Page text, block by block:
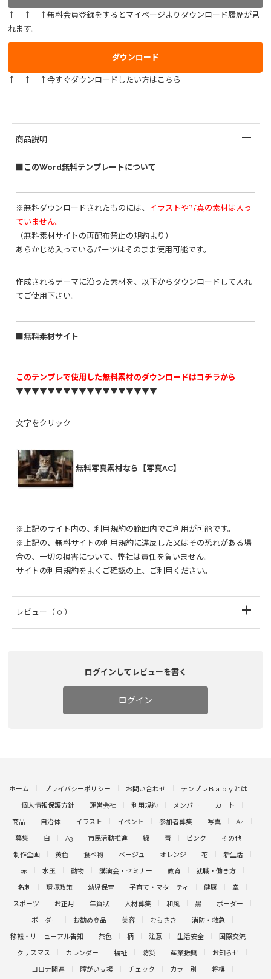
↑ ↑ ↑無料会員登録をするとマイページよりダウンロード履歴が見
れます。
ダウンロード
↑ ↑ ↑今すぐダウンロードしたい方はこちら
商品説明
■このWord無料テンプレートについて
※無料ダウンロードされたものには、 イラストや写真の素材は入っ
ていません。
（無料素材サイトの再配布禁止の規約より）
あらかじめ入っているパーツはそのまま使用可能です。
作成されるテーマに沿った素材を、以下からダウンロードして入れ
てご使用下さい。
■無料素材サイト
このテンプレで使用した無料素材のダウンロードはコチラから
▼▼▼▼▼▼▼▼▼▼▼▼▼▼▼▼▼▼
文字をクリック
無料写真素材なら【写真AC】
※上記のサイト内の、利用規約の範囲内でご利用が可能です。
※上記の、無料サイトの利用規約に違反した又はその恐れがある場
合の、一切の損害について、弊社は責任を負いません。
サイトの利用規約をよくご確認の上、ご利用ください。
レビュー （ 0 ）
ログインしてレビューを書く
ログイン
ホーム プライバシーポリシー お問い合わせ テンプレＢａｂｙとは
個人情報保護方針 運営会社 利用規約 メンバー カート
商品 自治体 イラスト イベント 参加者募集 写真 A4
募集 白 A3 市民活動推進 緑 青 ピンク その他
制作企画 黄色 食べ物 ベージュ オレンジ 花 新生活
赤 水玉 動物 講演会・セミナー 教育 就職・働き方
名刺 環境政策 幼児保育 子育て・マタニティ 健康 空
スポーツ お正月 年賀状 人材募集 和風 黒 ボーダー
ボーダー お勧め商品 美容 むらさき 消防・救急
移転・リニューアル告知 茶色 柄 注意 生活安全 国際交流
クリスマス カレンダー 福祉 防災 産業振興 お知らせ
コロナ関連 障がい支援 チェック カラー別 将棋